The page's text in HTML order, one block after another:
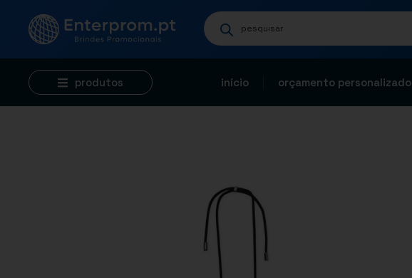
produtos início orçamento personalizado